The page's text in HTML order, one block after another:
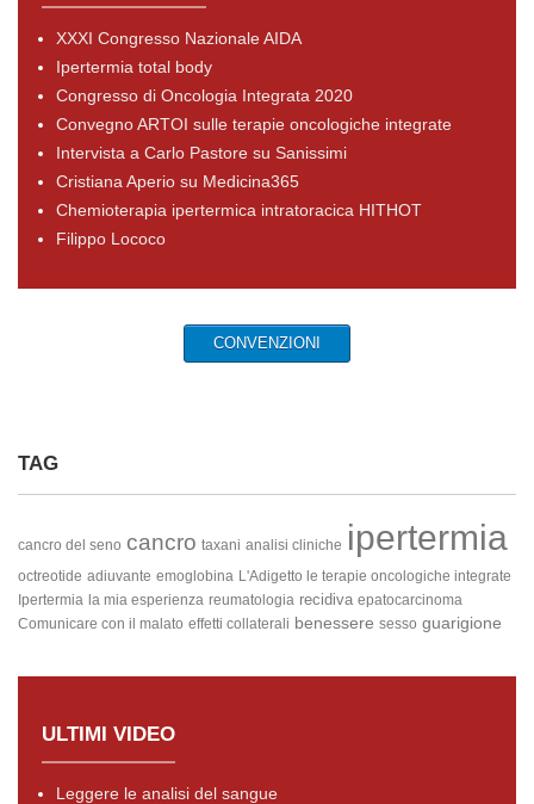
XXXI Congresso Nazionale AIDA
Ipertermia total body
Congresso di Oncologia Integrata 2020
Convegno ARTOI sulle terapie oncologiche integrate
Intervista a Carlo Pastore su Sanissimi
Cristiana Aperio su Medicina365
Chemioterapia ipertermica intratoracica HITHOT
Filippo Lococo
CONVENZIONI
TAG
cancro del seno cancro taxani analisi cliniche ipertermia
octreotide adiuvante emoglobina L'Adigetto le terapie oncologiche integrate
Ipertermia la mia esperienza reumatologia recidiva epatocarcinoma
Comunicare con il malato effetti collaterali benessere sesso guarigione
ULTIMI VIDEO
Leggere le analisi del sangue